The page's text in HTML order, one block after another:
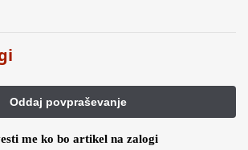
me ko bo artikel na zalogi